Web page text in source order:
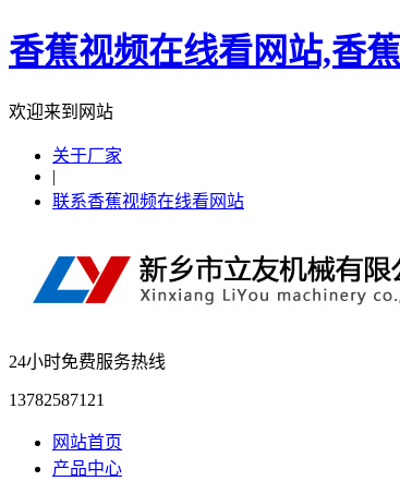
香蕉视频在线看网站,香
欢迎来到网站
关于厂家
|
联系香蕉视频在线看网站
24小时免费服务热线
13782587121
网站首页
产品中心